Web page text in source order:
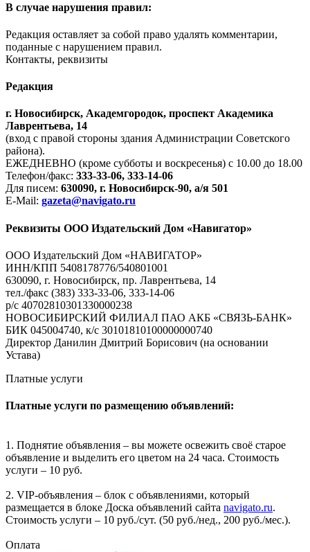
В случае нарушения правил:
Редакция оставляет за собой право удалять комментарии,
поданные с нарушением правил.
Контакты, реквизиты
Редакция
г. Новосибирск, Академгородок, проспект Академика
Лаврентьева, 14
(вход с правой стороны здания Администрации Советского
района).
ЕЖЕДНЕВНО (кроме субботы и воскресенья) с 10.00 до 18.00
Телефон/факс: 333-33-06, 333-14-06
Для писем: 630090, г. Новосибирск-90, а/я 501
E-Mail: gazeta@navigato.ru
Реквизиты ООО Издательский Дом «Навигатор»
ООО Издательский Дом «НАВИГАТОР»
ИНН/КПП 5408178776/540801001
630090, г. Новосибирск, пр. Лаврентьева, 14
тел./факс (383) 333-33-06, 333-14-06
р/с 40702810301330000238
НОВОСИБИРСКИЙ ФИЛИАЛ ПАО АКБ «СВЯЗЬ-БАНК»
БИК 045004740, к/с 30101810100000000740
Директор Данилин Дмитрий Борисович (на основании
Устава)
Платные услуги
Платные услуги по размещению объявлений:
1. Поднятие объявления – вы можете освежить своё старое
объявление и выделить его цветом на 24 часа. Стоимость
услуги – 10 руб.
2. VIP-объявления – блок с объявлениями, который
размещается в блоке Доска объявлений сайта navigato.ru.
Стоимость услуги – 10 руб./сут. (50 руб./нед., 200 руб./мес.).
Оплата